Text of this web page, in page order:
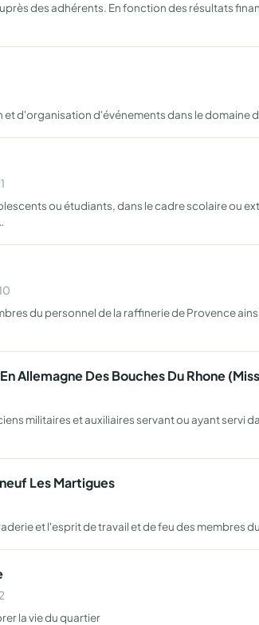
des adhérents. En fonction des résultats
d'organisation d'événements dans le domaine
ou étudiants, dans le cadre scolaire ou
du personnel de la raffinerie de Provence
Allemagne Des Bouches Du Rhone
militaires et auxiliaires servant ou ayant servi
Les Martigues
et l'esprit de travail et de feu des membres
la vie du quartier